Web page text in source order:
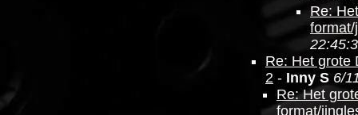
Re:
Re: Het grote
2 - Inny S 6/
Re: Het
format/